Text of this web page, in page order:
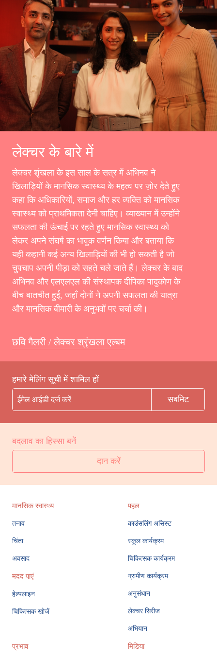
लेक्चर के बारे में
लेक्चर शृंखला के इस साल के सत्र में अभिनव ने
खिलाड़ियों के मानसिक स्वास्थ्य के महत्व पर ज़ोर देते हुए
कहा कि अधिकारियों, समाज और हर व्यक्ति को मानसिक
स्वास्थ्य को प्राथमिकता देनी चाहिए। व्याख्यान में उन्होंने
सफलता की ऊंचाई पर रहते हुए मानसिक स्वास्थ्य को
लेकर अपने संघर्ष का भावुक वर्णन किया और बताया कि
यही कहानी कई अन्य खिलाड़ियों की भी हो सकती है जो
चुपचाप अपनी पीड़ा को सहते चले जाते हैं। लेक्चर के बाद
अभिनव और एलएलएल की संस्थापक दीपिका पादुकोण के
बीच बातचीत हुई, जहाँ दोनों ने अपनी सफलता की यात्रा
और मानसिक बीमारी के अनुभवों पर चर्चा की।
छवि गैलरी / लेक्चर श्रृंखला एल्बम
हमारे मेलिंग सूची में शामिल हों
बदलाव का हिस्सा बनें
दान करें
मानसिक स्वास्थ्य
तनाव
चिंता
अवसाद
मदद पाएं
हेल्पलाइन
चिकित्सक खोजें
पहल
काउंसलिंग असिस्ट
स्कूल कार्यक्रम
चिकित्सक कार्यक्रम
ग्रामीण कार्यक्रम
अनुसंधान
लेक्चर सिरीज
अभियान
प्रभाव मिडिया